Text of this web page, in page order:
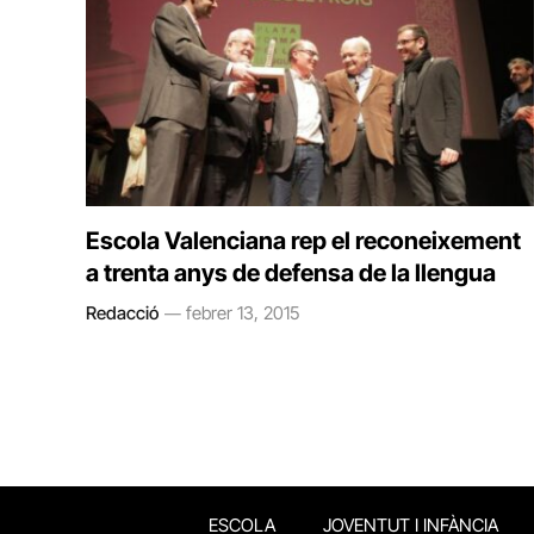
Escola Valenciana rep el reconeixement
a trenta anys de defensa de la llengua
Redacció febrer 13, 2015
ESCOLA JOVENTUT I INFÀNCIA